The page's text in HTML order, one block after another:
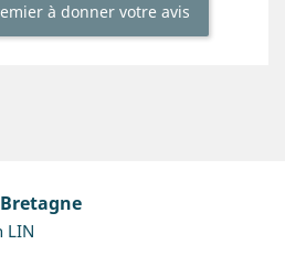
à donner votre avis
LIN